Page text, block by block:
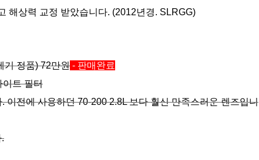
해상력 교정 받았습니다. (2012년경. SLRGG)
기 정품) 72만원 - 판매완료
이트 필터
이전에 사용하던 70-200 2.8L 보다 훨신 만족스러운 렌즈입니
.